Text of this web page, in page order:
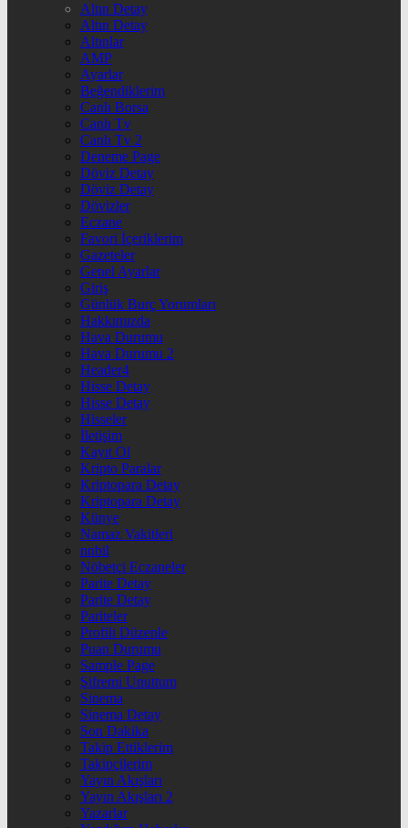
Altın Detay
Altın Detay
Altınlar
AMP
Ayarlar
Beğendiklerim
Canlı Borsa
Canlı Tv
Canlı Tv 2
Deneme Page
Döviz Detay
Döviz Detay
Dövizler
Eczane
Favori İçeriklerim
Gazeteler
Genel Ayarlar
Giriş
Günlük Burç Yorumları
Hakkımızda
Hava Durumu
Hava Durumu 2
Header4
Hisse Detay
Hisse Detay
Hisseler
İletişim
Kayıt Ol
Kripto Paralar
Kriptopara Detay
Kriptopara Detay
Künye
Namaz Vakitleri
nnbil
Nöbetçi Eczaneler
Parite Detay
Parite Detay
Pariteler
Profili Düzenle
Puan Durumu
Sample Page
Şifremi Unuttum
Sinema
Sinema Detay
Son Dakika
Takip Ettiklerim
Takipçilerim
Yayın Akışları
Yayın Akışları 2
Yazarlar